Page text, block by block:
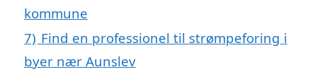
kommune
7) Find en professionel til strømpeforing i
byer nær Aunslev